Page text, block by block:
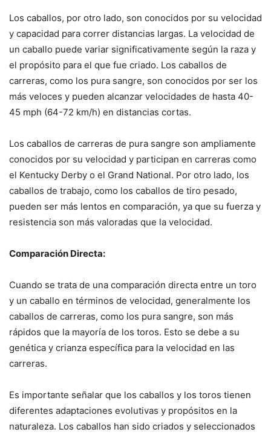
Los caballos, por otro lado, son conocidos por su velocidad
y capacidad para correr distancias largas. La velocidad de
un caballo puede variar significativamente según la raza y
el propósito para el que fue criado. Los caballos de
carreras, como los pura sangre, son conocidos por ser los
más veloces y pueden alcanzar velocidades de hasta 40-
45 mph (64-72 km/h) en distancias cortas.
Los caballos de carreras de pura sangre son ampliamente
conocidos por su velocidad y participan en carreras como
el Kentucky Derby o el Grand National. Por otro lado, los
caballos de trabajo, como los caballos de tiro pesado,
pueden ser más lentos en comparación, ya que su fuerza y
resistencia son más valoradas que la velocidad.
Comparación Directa:
Cuando se trata de una comparación directa entre un toro
y un caballo en términos de velocidad, generalmente los
caballos de carreras, como los pura sangre, son más
rápidos que la mayoría de los toros. Esto se debe a su
genética y crianza específica para la velocidad en las
carreras.
Es importante señalar que los caballos y los toros tienen
diferentes adaptaciones evolutivas y propósitos en la
naturaleza. Los caballos han sido criados y seleccionados